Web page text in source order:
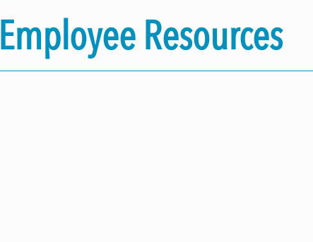
Employee Resources